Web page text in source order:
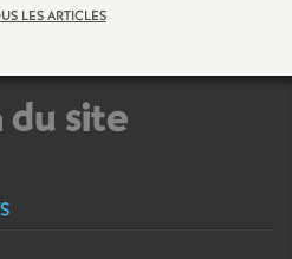
a
LES ARTICLES
du site